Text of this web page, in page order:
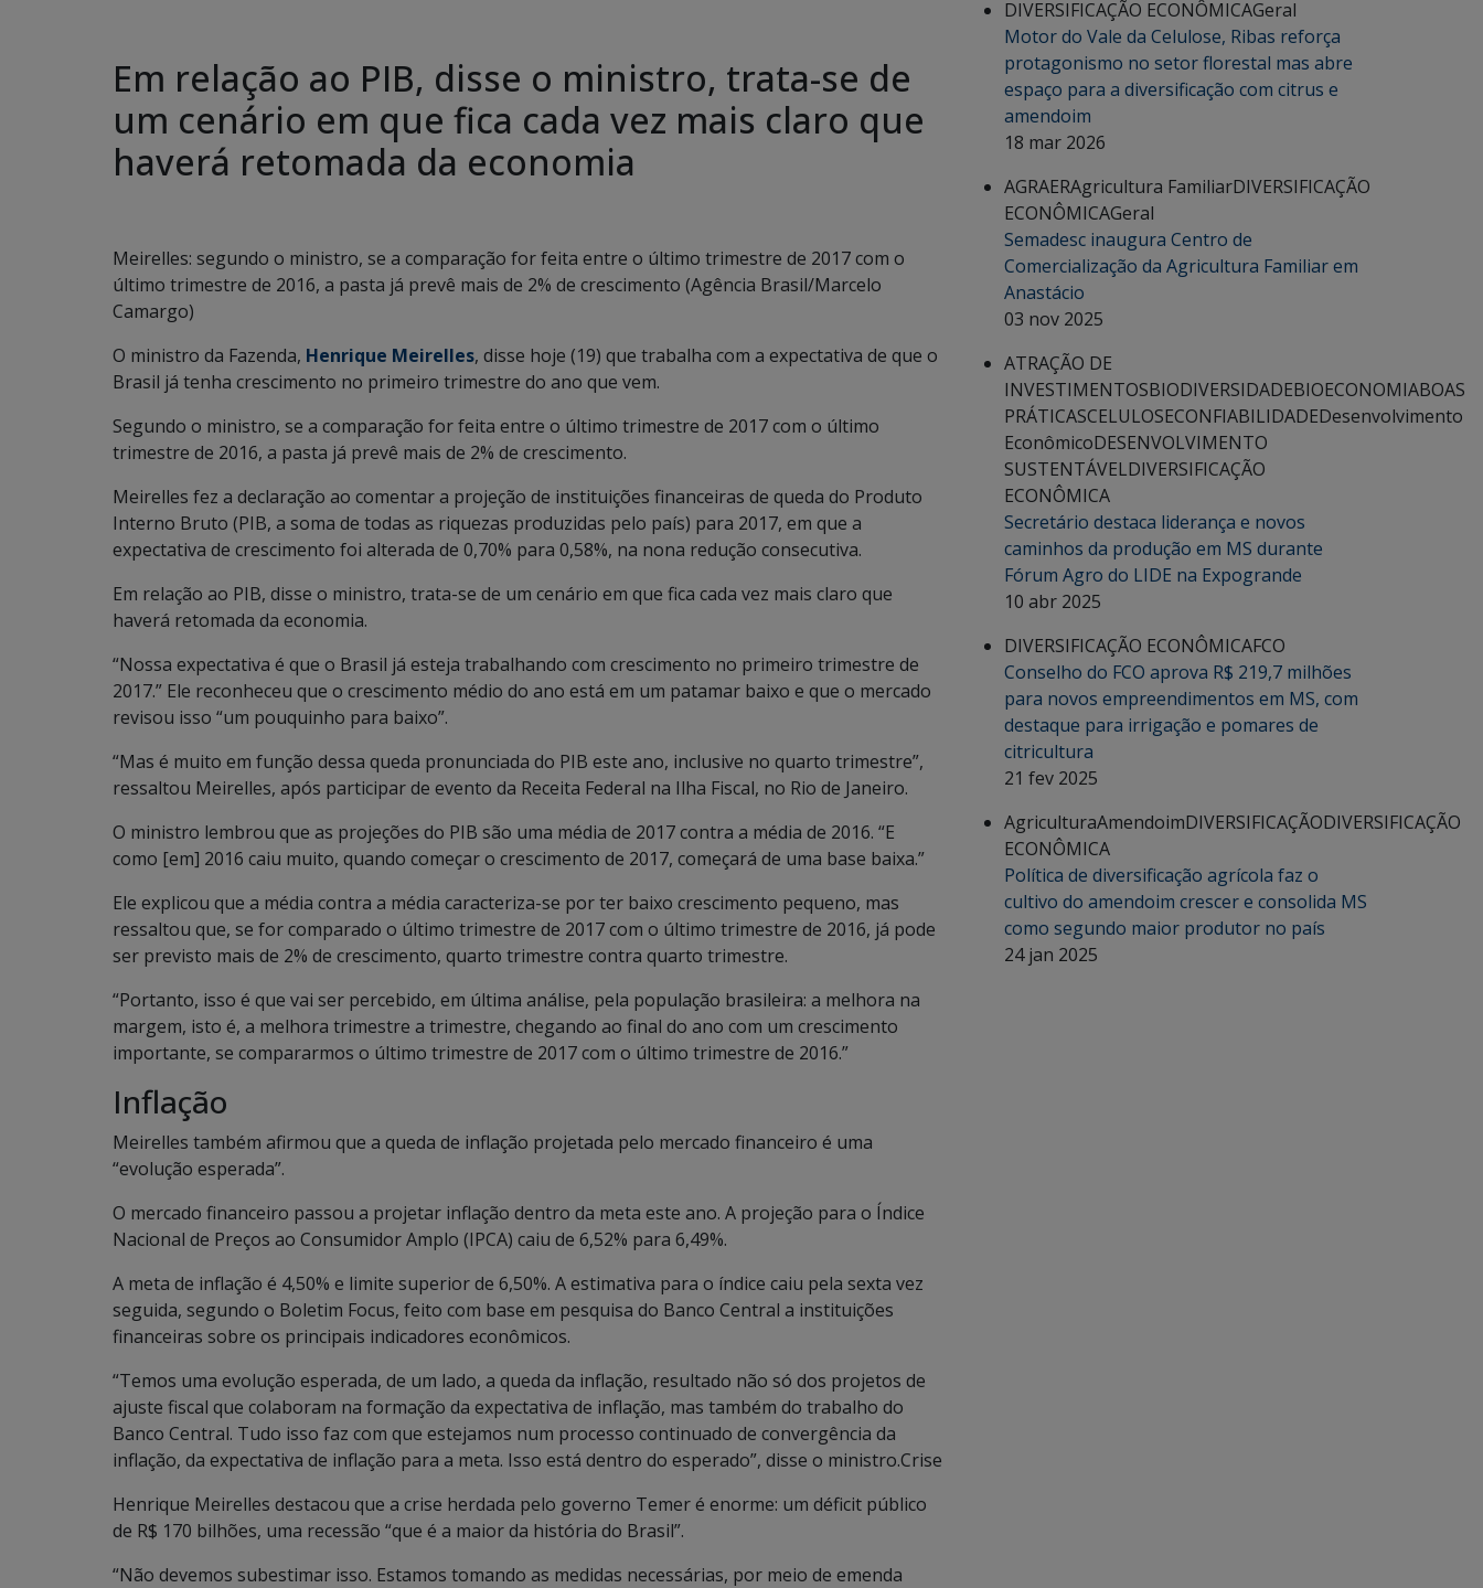
Em relação ao PIB, disse o ministro, trata-se de
um cenário em que fica cada vez mais claro que
haverá retomada da economia
Meirelles: segundo o ministro, se a comparação for feita entre o último trimestre de 2017 com o
último trimestre de 2016, a pasta já prevê mais de 2% de crescimento (Agência Brasil/Marcelo
Camargo)
O ministro da Fazenda, Henrique Meirelles, disse hoje (19) que trabalha com a expectativa de que o
Brasil já tenha crescimento no primeiro trimestre do ano que vem.
Segundo o ministro, se a comparação for feita entre o último trimestre de 2017 com o último
trimestre de 2016, a pasta já prevê mais de 2% de crescimento.
Meirelles fez a declaração ao comentar a projeção de instituições financeiras de queda do Produto
Interno Bruto (PIB, a soma de todas as riquezas produzidas pelo país) para 2017, em que a
expectativa de crescimento foi alterada de 0,70% para 0,58%, na nona redução consecutiva.
Em relação ao PIB, disse o ministro, trata-se de um cenário em que fica cada vez mais claro que
haverá retomada da economia.
“Nossa expectativa é que o Brasil já esteja trabalhando com crescimento no primeiro trimestre de
2017.” Ele reconheceu que o crescimento médio do ano está em um patamar baixo e que o mercado
revisou isso “um pouquinho para baixo”.
“Mas é muito em função dessa queda pronunciada do PIB este ano, inclusive no quarto trimestre”,
ressaltou Meirelles, após participar de evento da Receita Federal na Ilha Fiscal, no Rio de Janeiro.
O ministro lembrou que as projeções do PIB são uma média de 2017 contra a média de 2016. “E
como [em] 2016 caiu muito, quando começar o crescimento de 2017, começará de uma base baixa.”
Ele explicou que a média contra a média caracteriza-se por ter baixo crescimento pequeno, mas
ressaltou que, se for comparado o último trimestre de 2017 com o último trimestre de 2016, já pode
ser previsto mais de 2% de crescimento, quarto trimestre contra quarto trimestre.
“Portanto, isso é que vai ser percebido, em última análise, pela população brasileira: a melhora na
margem, isto é, a melhora trimestre a trimestre, chegando ao final do ano com um crescimento
importante, se compararmos o último trimestre de 2017 com o último trimestre de 2016.”
Inflação
Meirelles também afirmou que a queda de inflação projetada pelo mercado financeiro é uma
“evolução esperada”.
O mercado financeiro passou a projetar inflação dentro da meta este ano. A projeção para o Índice
Nacional de Preços ao Consumidor Amplo (IPCA) caiu de 6,52% para 6,49%.
A meta de inflação é 4,50% e limite superior de 6,50%. A estimativa para o índice caiu pela sexta vez
seguida, segundo o Boletim Focus, feito com base em pesquisa do Banco Central a instituições
financeiras sobre os principais indicadores econômicos.
“Temos uma evolução esperada, de um lado, a queda da inflação, resultado não só dos projetos de
ajuste fiscal que colaboram na formação da expectativa de inflação, mas também do trabalho do
Banco Central. Tudo isso faz com que estejamos num processo continuado de convergência da
inflação, da expectativa de inflação para a meta. Isso está dentro do esperado”, disse o ministro.Crise
Henrique Meirelles destacou que a crise herdada pelo governo Temer é enorme: um déficit público
de R$ 170 bilhões, uma recessão “que é a maior da história do Brasil”.
“Não devemos subestimar isso. Estamos tomando as medidas necessárias, por meio de emenda
DIVERSIFICAÇÃO ECONÔMICAGeral
Motor do Vale da Celulose, Ribas reforça
protagonismo no setor florestal mas abre
espaço para a diversificação com citrus e
amendoim
18 mar 2026
AGRAERAgricultura FamiliarDIVERSIFICAÇÃO
ECONÔMICAGeral
Semadesc inaugura Centro de
Comercialização da Agricultura Familiar em
Anastácio
03 nov 2025
ATRAÇÃO DE
INVESTIMENTOSBIODIVERSIDADEBIOECONOMIABOAS
PRÁTICASCELULOSECONFIABILIDADEDesenvolvimento
EconômicoDESENVOLVIMENTO
SUSTENTÁVELDIVERSIFICAÇÃO
ECONÔMICA
Secretário destaca liderança e novos
caminhos da produção em MS durante
Fórum Agro do LIDE na Expogrande
10 abr 2025
DIVERSIFICAÇÃO ECONÔMICAFCO
Conselho do FCO aprova R$ 219,7 milhões
para novos empreendimentos em MS, com
destaque para irrigação e pomares de
citricultura
21 fev 2025
AgriculturaAmendoimDIVERSIFICAÇÃODIVERSIFICAÇÃO
ECONÔMICA
Política de diversificação agrícola faz o
cultivo do amendoim crescer e consolida MS
como segundo maior produtor no país
24 jan 2025